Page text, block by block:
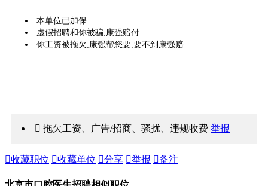
本单位已加保
虚假招聘和你被骗,康强赔付
你工资被拖欠,康强帮您要,要不到康强赔
 拖欠工资、广告/招商、骚扰、违规收费举报
收藏职位 收藏单位 分享 举报 备注